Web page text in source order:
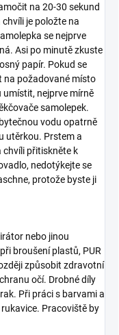
na 20-30 sekund
je položte na
se nejprve
Asi po minutě zkuste
papír. Pokud se
na požadované místo
umístit, nejprve mírně
samolepek.
vodu opatrně
utěrkou. Prstem a
chvíli přitiskněte k
nedotýkejte se
protože byste ji
nebo jinou
broušení plastů, PUR
způsobit zdravotní
očí. Drobné díly
Při práci s barvami a
Pracoviště by